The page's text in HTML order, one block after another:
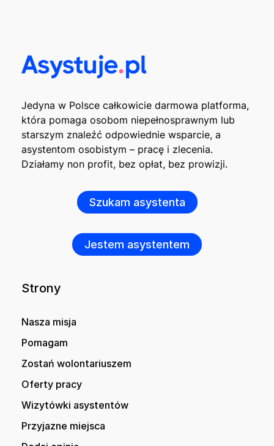
Jedyna w Polsce całkowicie darmowa platforma,
która pomaga osobom niepełnosprawnym lub
starszym znaleźć odpowiednie wsparcie, a
asystentom osobistym – pracę i zlecenia.
Działamy non profit, bez opłat, bez prowizji.
Szukam asystenta
Jestem asystentem
Strony
Nasza misja
Pomagam
Zostań wolontariuszem
Oferty pracy
Wizytówki asystentów
Przyjazne miejsca